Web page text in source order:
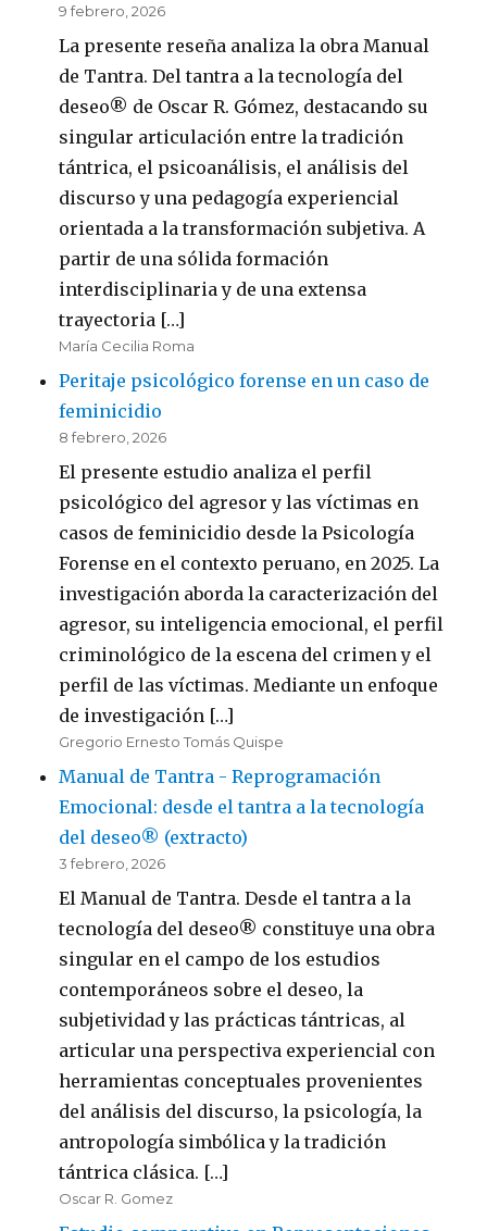
9 febrero, 2026
La presente reseña analiza la obra Manual
de Tantra. Del tantra a la tecnología del
deseo® de Oscar R. Gómez, destacando su
singular articulación entre la tradición
tántrica, el psicoanálisis, el análisis del
discurso y una pedagogía experiencial
orientada a la transformación subjetiva. A
partir de una sólida formación
interdisciplinaria y de una extensa
trayectoria […]
María Cecilia Roma
Peritaje psicológico forense en un caso de
feminicidio
8 febrero, 2026
El presente estudio analiza el perfil
psicológico del agresor y las víctimas en
casos de feminicidio desde la Psicología
Forense en el contexto peruano, en 2025. La
investigación aborda la caracterización del
agresor, su inteligencia emocional, el perfil
criminológico de la escena del crimen y el
perfil de las víctimas. Mediante un enfoque
de investigación […]
Gregorio Ernesto Tomás Quispe
Manual de Tantra - Reprogramación
Emocional: desde el tantra a la tecnología
del deseo® (extracto)
3 febrero, 2026
El Manual de Tantra. Desde el tantra a la
tecnología del deseo® constituye una obra
singular en el campo de los estudios
contemporáneos sobre el deseo, la
subjetividad y las prácticas tántricas, al
articular una perspectiva experiencial con
herramientas conceptuales provenientes
del análisis del discurso, la psicología, la
antropología simbólica y la tradición
tántrica clásica. […]
Oscar R. Gomez